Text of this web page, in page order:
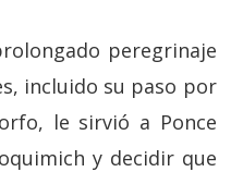
peregrinaje
incluido su paso por
le sirvió a Ponce
y decidir que